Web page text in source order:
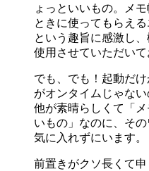
ょっといいもの。メ
ときに使ってもらえ
という趣旨に感激し
使用させていただいて
でも、でも！起動だ
がオンタイムじゃな
他が素晴らしくて「
いもの」なのに、そ
気に入れずにいます。
前置きがクソ長くて